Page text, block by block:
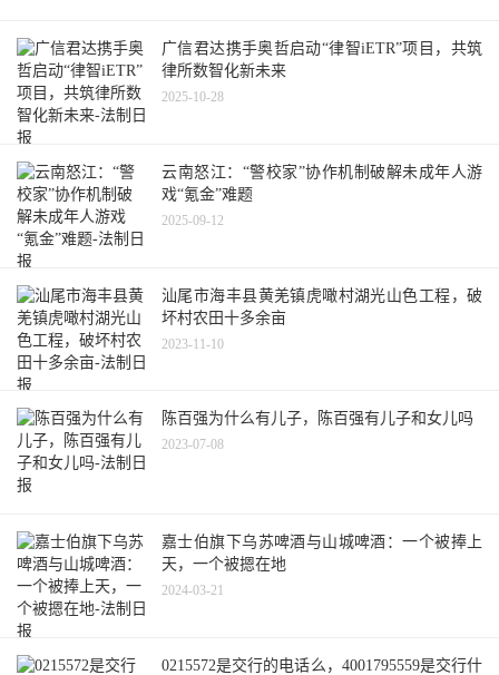
广信君达携手奥哲启动“律智iETR”项目，共筑
律所数智化新未来
2025-10-28
云南怒江：“警校家”协作机制破解未成年人游
戏“氪金”难题
2025-09-12
汕尾市海丰县黄羌镇虎噉村湖光山色工程，破
坏村农田十多余亩
2023-11-10
陈百强为什么有儿子，陈百强有儿子和女儿吗
2023-07-08
嘉士伯旗下乌苏啤酒与山城啤酒：一个被捧上
天，一个被摁在地
2024-03-21
0215572是交行的电话么，4001795559是交行什